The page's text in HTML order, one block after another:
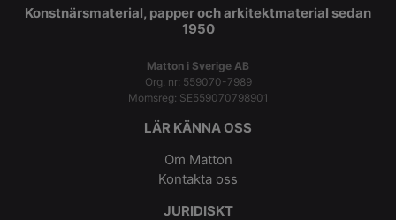
Konstnärsmaterial, papper och arkitektmaterial sedan
1950
Matton i Sverige AB
Org. nr: 559070-7989
Momsreg: SE559070798901
LÄR KÄNNA OSS
Om Matton
Kontakta oss
JURIDISKT